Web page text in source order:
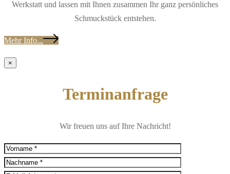
Werkstatt und lassen mit Ihnen zusammen Ihr ganz persönliches
Schmuckstück entstehen.
Mehr Info...
×
Terminanfrage
Wir freuen uns auf Ihre Nachricht!